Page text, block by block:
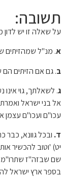
תשובה:
על שאלה זו יש לדון
א. מנ"ל שמהזיתים
ב. גם אם הזיתים הם
ג. לשאלתך, גוי
אל בני ישראל
עכו"ם ועכו"ם עצמן
ד. ובכל גוונא,
יט) 'וטוב להכשיר
שם שבזה"ז שתרו"מ
בספר ארץ ישראל